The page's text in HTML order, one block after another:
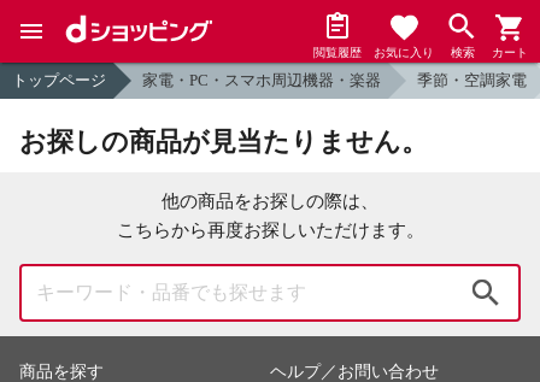
閲覧履歴 お気に入り 検索 カート
トップページ 家電・PC・スマホ周辺機器・楽器 季節・空調家電
お探しの商品が見当たりません。
他の商品をお探しの際は、
こちらから再度お探しいただけます。
商品を探す ヘルプ／お問い合わせ